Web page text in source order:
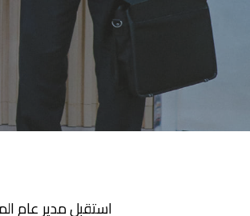
استقبل مدير عام